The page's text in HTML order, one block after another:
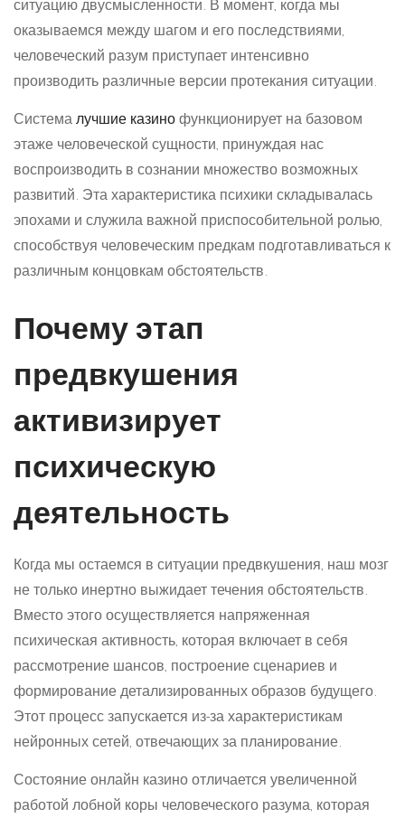
ситуацию двусмысленности. В момент, когда мы
оказываемся между шагом и его последствиями,
человеческий разум приступает интенсивно
производить различные версии протекания ситуации.
Система лучшие казино функционирует на базовом
этаже человеческой сущности, принуждая нас
воспроизводить в сознании множество возможных
развитий. Эта характеристика психики складывалась
эпохами и служила важной приспособительной ролью,
способствуя человеческим предкам подготавливаться к
различным концовкам обстоятельств.
Почему этап
предвкушения
активизирует
психическую
деятельность
Когда мы остаемся в ситуации предвкушения, наш мозг
не только инертно выжидает течения обстоятельств.
Вместо этого осуществляется напряженная
психическая активность, которая включает в себя
рассмотрение шансов, построение сценариев и
формирование детализированных образов будущего.
Этот процесс запускается из-за характеристикам
нейронных сетей, отвечающих за планирование.
Состояние онлайн казино отличается увеличенной
работой лобной коры человеческого разума, которая